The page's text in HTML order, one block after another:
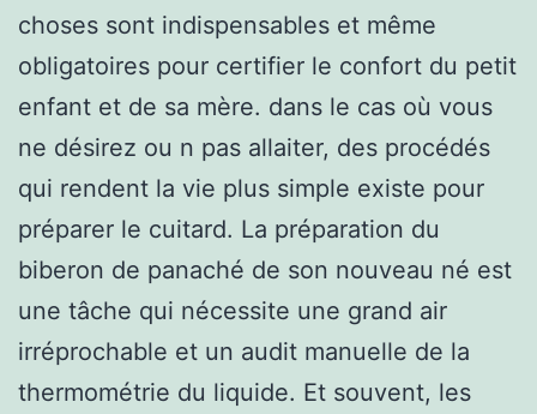
choses sont indispensables et même
obligatoires pour certifier le confort du petit
enfant et de sa mère. dans le cas où vous
ne désirez ou n pas allaiter, des procédés
qui rendent la vie plus simple existe pour
préparer le cuitard. La préparation du
biberon de panaché de son nouveau né est
une tâche qui nécessite une grand air
irréprochable et un audit manuelle de la
thermométrie du liquide. Et souvent, les